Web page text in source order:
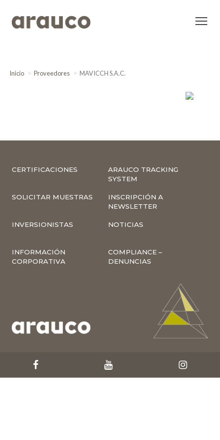
Inicio Proveedores MAVICCH S.A.C.
CERTIFICACIONES
ARAUCO TRACKING
SYSTEM
SOLICITAR MUESTRAS
INSCRIPCIÓN A
NEWSLETTER
INVERSIONISTAS NOTICIAS
INFORMACIÓN
CORPORATIVA
COMPLIANCE –
DENUNCIAS